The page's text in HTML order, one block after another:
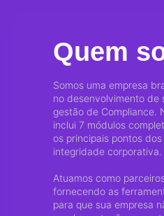
Quem
Somos uma empresa
no desenvolvimento de
gestão de Compliance.
inclui 7 módulos
os principais pontos
integridade corporativa.
Atuamos como
fornecendo as
para que sua empresa